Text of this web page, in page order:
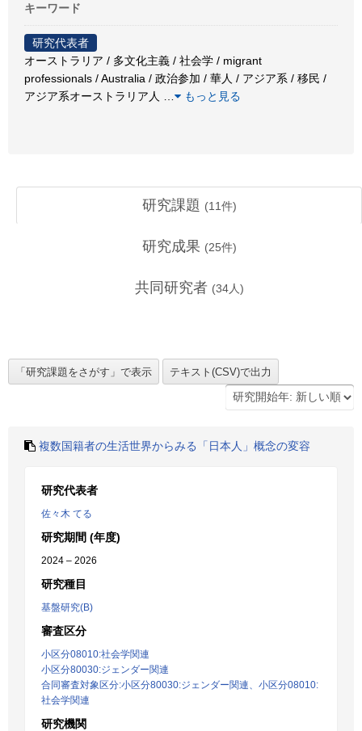
キーワード
研究代表者
オーストラリア / 多文化主義 / 社会学 / migrant
professionals / Australia / 政治参加 / 華人 / アジア系 / 移民 /
アジア系オーストラリア人
もっと見る
研究課題 (11件)
研究成果 (25件)
共同研究者 (34人)
複数国籍者の生活世界からみる「日本人」概念の変容
研究代表者
佐々木 てる
研究期間 (年度)
2024 – 2026
研究種目
基盤研究(B)
審査区分
小区分08010:社会学関連
小区分80030:ジェンダー関連
合同審査対象区分:小区分80030:ジェンダー関連、小区分08010:
社会学関連
研究機関